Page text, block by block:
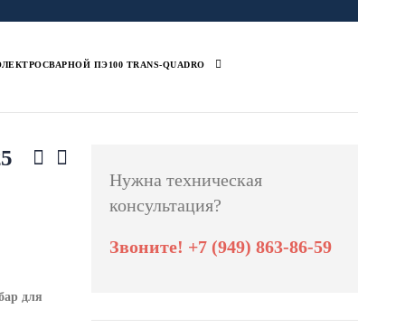
ПЭ100 TRANS-QUADRO
для
Нужна техническая
консультация?
Звоните! +7 (949) 863-86-59